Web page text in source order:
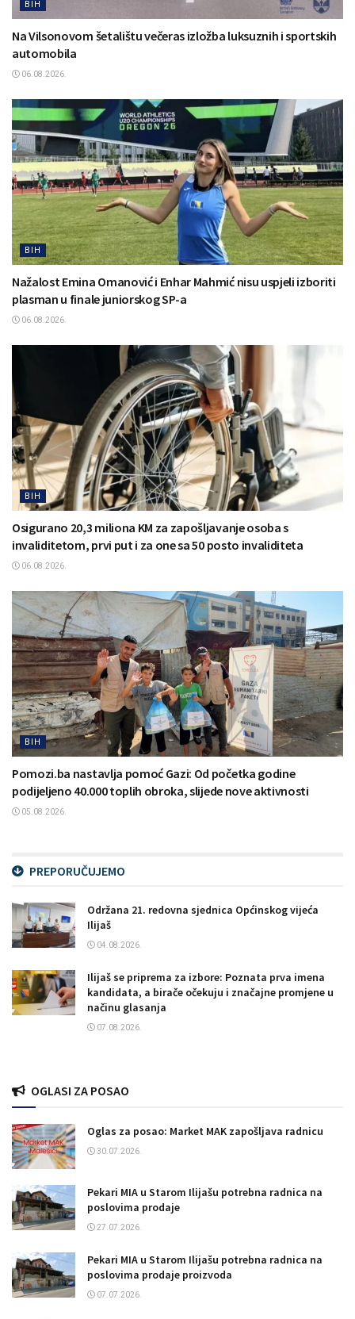
BIH
Na Vilsonovom šetalištu večeras izložba luksuznih i sportskih
automobila
06.08.2026.
BIH
Nažalost Emina Omanović i Enhar Mahmić nisu uspjeli izboriti
plasman u finale juniorskog SP-a
06.08.2026.
BIH
Osigurano 20,3 miliona KM za zapošljavanje osoba s
invaliditetom, prvi put i za one sa 50 posto invaliditeta
06.08.2026.
BIH
Pomozi.ba nastavlja pomoć Gazi: Od početka godine
podijeljeno 40.000 toplih obroka, slijede nove aktivnosti
05.08.2026.
PREPORUČUJEMO
Održana 21. redovna sjednica Općinskog vijeća
Ilijaš
04.08.2026.
Ilijaš se priprema za izbore: Poznata prva imena
kandidata, a birače očekuju i značajne promjene u
načinu glasanja
07.08.2026.
OGLASI ZA POSAO
Oglas za posao: Market MAK zapošljava radnicu
30.07.2026.
Pekari MIA u Starom Ilijašu potrebna radnica na
poslovima prodaje
27.07.2026.
Pekari MIA u Starom Ilijašu potrebna radnica na
poslovima prodaje proizvoda
07.07.2026.